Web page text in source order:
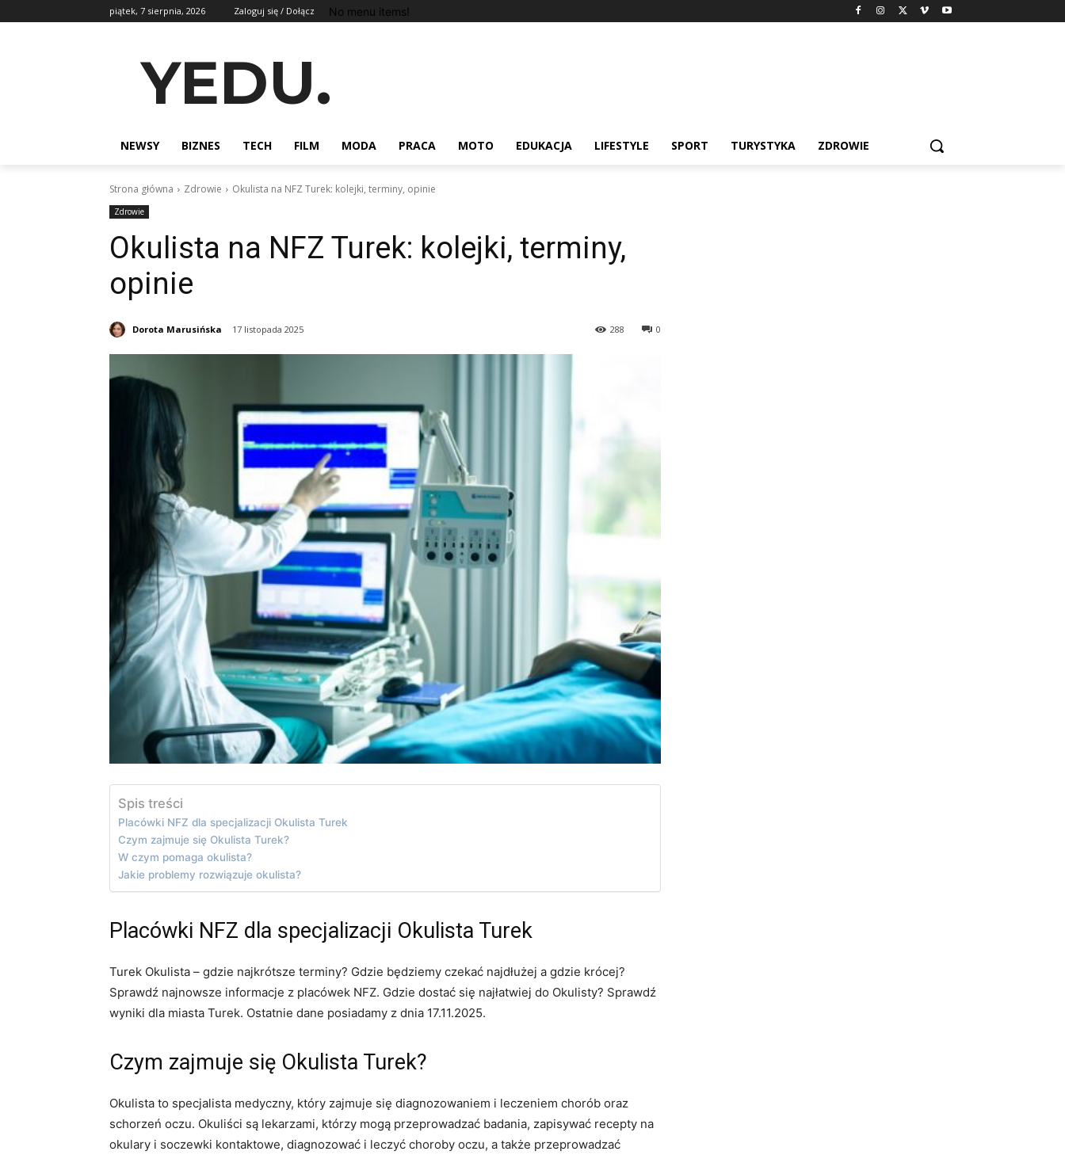
piątek, 7 sierpnia, 2026 Zaloguj się / Dołącz No menu items!
YEDU.
NEWSY BIZNES TECH FILM MODA PRACA MOTO EDUKACJA LIFESTYLE SPORT TURYSTYKA ZDROWIE
Strona główna Zdrowie Okulista na NFZ Turek: kolejki, terminy, opinie
Zdrowie
Okulista na NFZ Turek: kolejki, terminy,
opinie
Dorota Marusińska 17 listopada 2025 0
288
Spis treści
Placówki NFZ dla specjalizacji Okulista Turek
Czym zajmuje się Okulista Turek?
W czym pomaga okulista?
Jakie problemy rozwiązuje okulista?
Placówki NFZ dla specjalizacji Okulista Turek
Turek Okulista – gdzie najkrótsze terminy? Gdzie będziemy czekać najdłużej a gdzie krócej?
Sprawdź najnowsze informacje z placówek NFZ. Gdzie dostać się najłatwiej do Okulisty? Sprawdź
wyniki dla miasta Turek. Ostatnie dane posiadamy z dnia 17.11.2025.
Czym zajmuje się Okulista Turek?
Okulista to specjalista medyczny, który zajmuje się diagnozowaniem i leczeniem chorób oraz
schorzeń oczu. Okuliści są lekarzami, którzy mogą przeprowadzać badania, zapisywać recepty na
okulary i soczewki kontaktowe, diagnozować i leczyć choroby oczu, a także przeprowadzać